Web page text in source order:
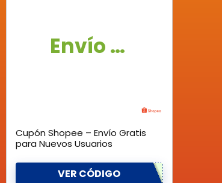
Envío Gratis
Cupón Shopee – Envío Gratis
para Nuevos Usuarios
VER CÓDIGO